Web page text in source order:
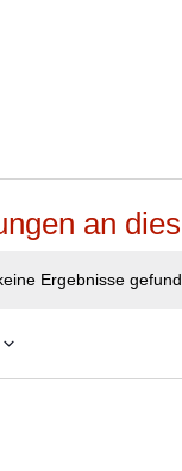
an
Ergebnisse